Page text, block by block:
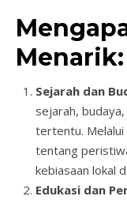
Menarik:
Sejarah dan
sejarah,
tertentu. Melalui
tentang
kebiasaan lokal
Edukasi dan